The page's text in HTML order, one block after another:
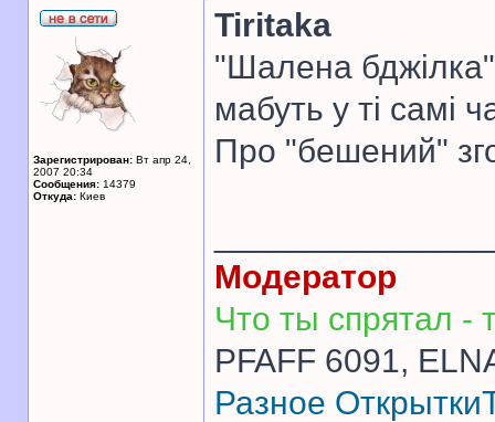
Зарегистрирован: Вт апр 24,
2007 20:34
Сообщения: 14379
Откуда: Киев
Tiritaka
"Шалена бджілка"
мабуть у ті самі
Про "бешений"
Модератор
Что ты спрятал -
PFAFF 6091,
Разное Открытки